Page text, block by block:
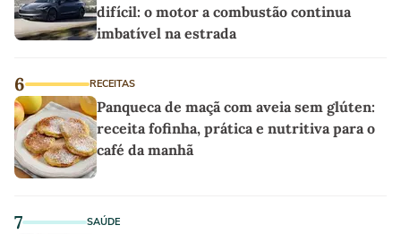
difícil: o motor a combustão continua
imbatível na estrada
6 RECEITAS
Panqueca de maçã com aveia sem glúten:
receita fofinha, prática e nutritiva para o
café da manhã
7 SAÚDE